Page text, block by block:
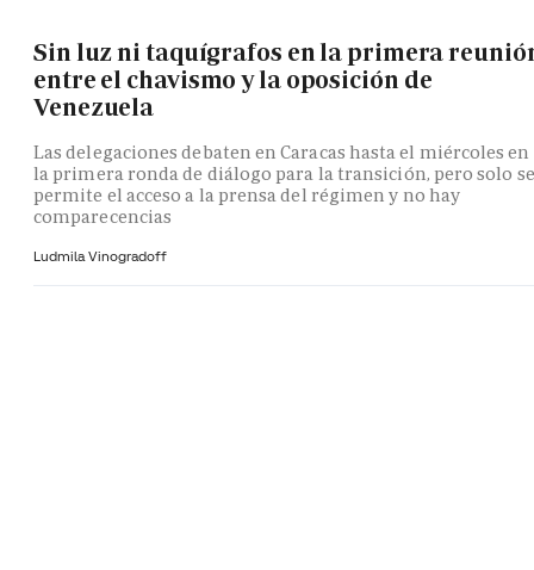
Sin luz ni taquígrafos en la primera
entre el chavismo y la oposición de
Venezuela
Las delegaciones debaten en Caracas hasta el miércoles en
la primera ronda de diálogo para la transición, pero solo se
permite el acceso a la prensa del régimen y no hay
comparecencias
Ludmila Vinogradoff